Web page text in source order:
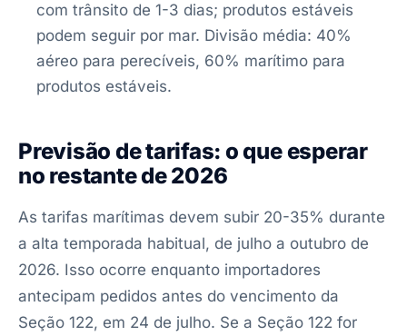
com trânsito de 1-3 dias; produtos estáveis
podem seguir por mar. Divisão média: 40%
aéreo para perecíveis, 60% marítimo para
produtos estáveis.
Previsão de tarifas: o que esperar
no restante de 2026
As tarifas marítimas devem subir 20-35% durante
a alta temporada habitual, de julho a outubro de
2026. Isso ocorre enquanto importadores
antecipam pedidos antes do vencimento da
Seção 122, em 24 de julho. Se a Seção 122 for